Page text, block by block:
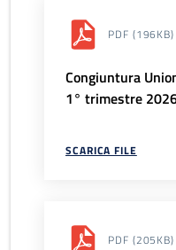
PDF (196KB)
Congiuntura
1° trimestre
SCARICA FILE
PDF (205KB)